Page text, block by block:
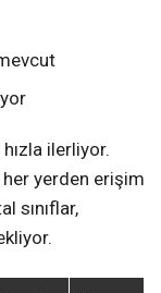
ilerliyor.
yerden erişim
sınıflar,